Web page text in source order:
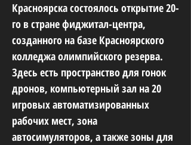
Красноярска состоялось открытие 20-
го в стране фиджитал-центра,
созданного на базе Красноярского
колледжа олимпийского резерва.
Здесь есть пространство для гонок
дронов, компьютерный зал на 20
игровых автоматизированных
рабочих мест, зона
автосимуляторов, а также зоны для